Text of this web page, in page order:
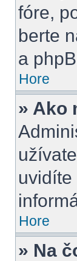
fóre,
berte
a
Hore
» Ako
uvidíte
Hore
» Na